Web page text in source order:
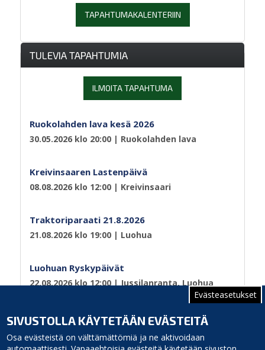
Evästeasetukset
SIVUSTOLLA KÄYTETÄÄN EVÄSTEITÄ
Osa evästeistä on välttämättömiä ja ne aktivoidaan
klo 22
TAPAHTUMAKALENTERIIN
TULEVIA TAPAHTUMIA
ILMOITA TAPAHTUMA
Ruokolahden lava kesä 2026
30.05.2026 klo 20:00 | Ruokolahden lava
Kreivinsaaren Lastenpäivä
08.08.2026 klo 12:00 | Kreivinsaari
Traktoriparaati 21.8.2026
21.08.2026 klo 19:00 | Luohua
Luohuan Ryskypäivät
22.08.2026 klo 12:00| Jussilanranta, Luohua
Sivu 1